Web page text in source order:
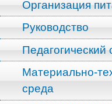
Организация
Руководство
Педагогический
Материально-
среда